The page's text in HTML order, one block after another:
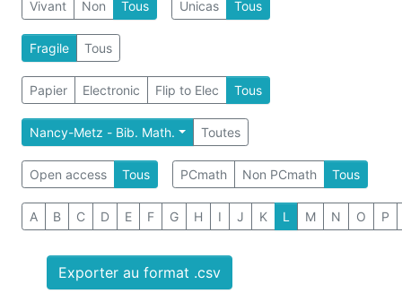
Vivant Non Tous Unicas Tous
Fragile Tous
Papier Electronic Flip to Elec Tous
Nancy-Metz - Bib. Math. Toutes
Open access Tous PCmath Non PCmath Tous
A B C D E F G H I J K L M N O P
Exporter au format .csv